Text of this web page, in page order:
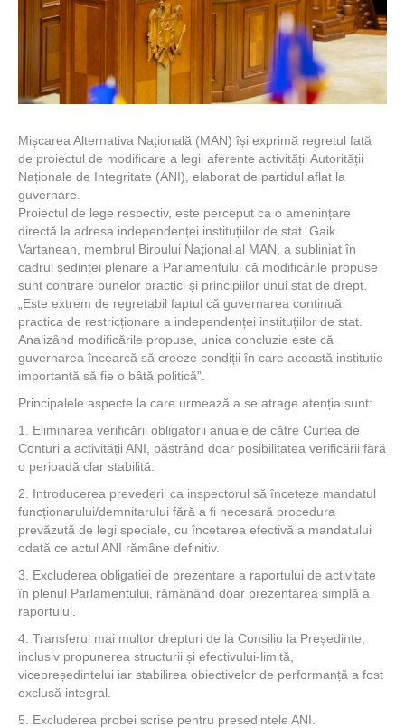
Mișcarea Alternativa Națională (MAN) își exprimă regretul față
de proiectul de modificare a legii aferente activității Autorității
Naționale de Integritate (ANI), elaborat de partidul aflat la
guvernare.
Proiectul de lege respectiv, este perceput ca o amenințare
directă la adresa independenței instituțiilor de stat. Gaik
Vartanean, membrul Biroului Național al MAN, a subliniat în
cadrul ședinței plenare a Parlamentului că modificările propuse
sunt contrare bunelor practici și principiilor unui stat de drept.
„Este extrem de regretabil faptul că guvernarea continuă
practica de restricționare a independenței instituțiilor de stat.
Analizând modificările propuse, unica concluzie este că
guvernarea încearcă să creeze condiții în care această instituție
importantă să fie o bâtă politică”.
Principalele aspecte la care urmează a se atrage atenția sunt:
1. Eliminarea verificării obligatorii anuale de către Curtea de
Conturi a activității ANI, păstrând doar posibilitatea verificării fără
o perioadă clar stabilită.
2. Introducerea prevederii ca inspectorul să înceteze mandatul
funcționarului/demnitarului fără a fi necesară procedura
prevăzută de legi speciale, cu încetarea efectivă a mandatului
odată ce actul ANI rămâne definitiv.
3. Excluderea obligației de prezentare a raportului de activitate
în plenul Parlamentului, rămânând doar prezentarea simplă a
raportului.
4. Transferul mai multor drepturi de la Consiliu la Președinte,
inclusiv propunerea structurii și efectivului-limită,
vicepreședintelui iar stabilirea obiectivelor de performanță a fost
exclusă integral.
5. Excluderea probei scrise pentru președintele ANI.